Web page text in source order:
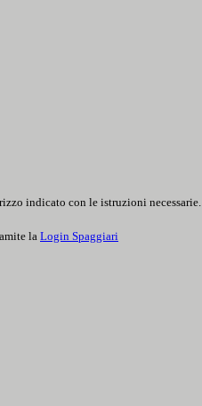
indicato con le istruzioni necessarie.
la Login Spaggiari